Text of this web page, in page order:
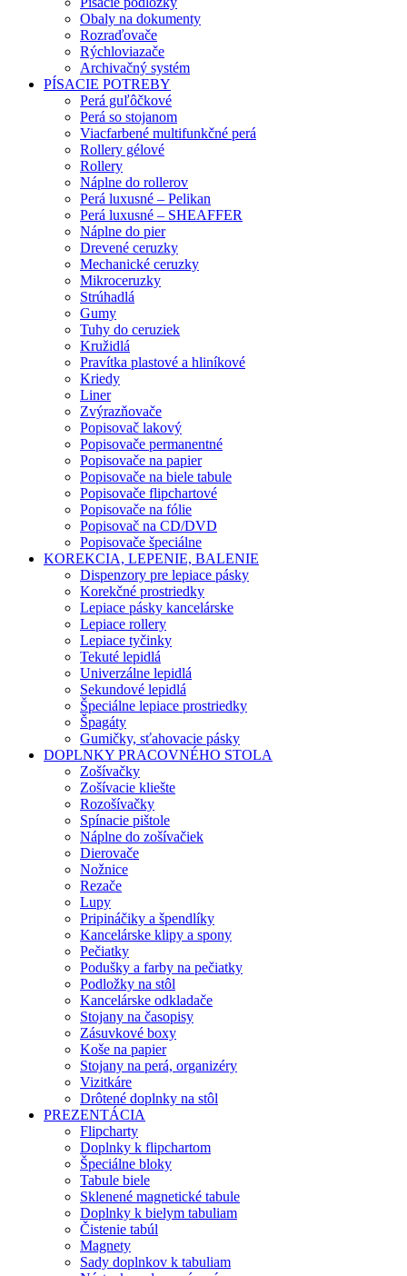
Obaly na dokumenty
Rozraďovače
Rýchloviazače
Archivačný systém
PÍSACIE POTREBY
Perá guľôčkové
Perá so stojanom
Viacfarbené multifunkčné perá
Rollery gélové
Rollery
Náplne do rollerov
Perá luxusné – Pelikan
Perá luxusné – SHEAFFER
Náplne do pier
Drevené ceruzky
Mechanické ceruzky
Mikroceruzky
Strúhadlá
Gumy
Tuhy do ceruziek
Kružidlá
Pravítka plastové a hliníkové
Kriedy
Liner
Zvýrazňovače
Popisovač lakový
Popisovače permanentné
Popisovače na papier
Popisovače na biele tabule
Popisovače flipchartové
Popisovače na fólie
Popisovač na CD/DVD
Popisovače špeciálne
KOREKCIA, LEPENIE, BALENIE
Dispenzory pre lepiace pásky
Korekčné prostriedky
Lepiace pásky kancelárske
Lepiace rollery
Lepiace tyčinky
Tekuté lepidlá
Univerzálne lepidlá
Sekundové lepidlá
Špeciálne lepiace prostriedky
Špagáty
Gumičky, sťahovacie pásky
DOPLNKY PRACOVNÉHO STOLA
Zošívačky
Zošívacie kliešte
Rozošívačky
Spínacie pištole
Náplne do zošívačiek
Dierovače
Nožnice
Rezače
Lupy
Pripináčiky a špendlíky
Kancelárske klipy a spony
Pečiatky
Podušky a farby na pečiatky
Podložky na stôl
Kancelárske odkladače
Stojany na časopisy
Zásuvkové boxy
Koše na papier
Stojany na perá, organizéry
Vizitkáre
Drôtené doplnky na stôl
PREZENTÁCIA
Flipcharty
Doplnky k flipchartom
Špeciálne bloky
Tabule biele
Sklenené magnetické tabule
Doplnky k bielym tabuliam
Čistenie tabúl
Magnety
Sady doplnkov k tabuliam